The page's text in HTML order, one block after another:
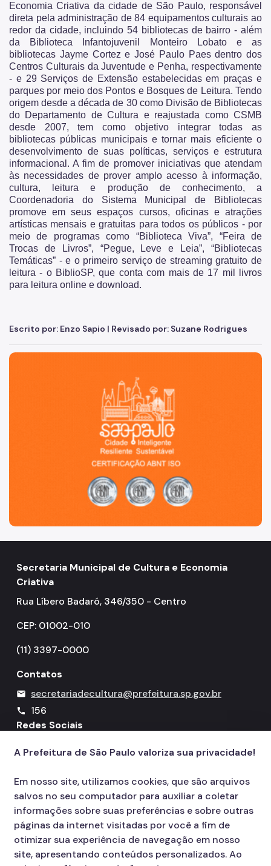
Economia Criativa da cidade de São Paulo, responsável
direta pela administração de 84 equipamentos culturais ao
redor da cidade, incluindo 54 bibliotecas de bairro - além
da Biblioteca Infantojuvenil Monteiro Lobato e as
bibliotecas Jayme Cortez e José Paulo Paes dentro dos
Centros Culturais da Juventude e Penha, respectivamente
- e 29 Serviços de Extensão estabelecidas em praças e
parques por meio dos Pontos e Bosques de Leitura. Tendo
origem desde a década de 30 como Divisão de Bibliotecas
do Departamento de Cultura e reajustada como CSMB
desde 2007, tem como objetivo integrar todas as
bibliotecas públicas municipais e tornar mais eficiente o
desenvolvimento de suas políticas, serviços e estrutura
informacional. A fim de promover iniciativas que atendam
às necessidades de prover amplo acesso à informação,
cultura, leitura e produção de conhecimento, a
Coordenadoria do Sistema Municipal de Bibliotecas
promove em seus espaços cursos, oficinas e atrações
artísticas mensais e gratuitas para todos os públicos - por
meio de programas como “Biblioteca Viva”, “Feira de
Trocas de Livros”, “Pegue, Leve e Leia”, “Bibliotecas
Temáticas” - e o primeiro serviço de streaming gratuito de
leitura - o BiblioSP, que conta com mais de 17 mil livros
para leitura online e download.
Escrito por: Enzo Sapio | Revisado por: Suzane Rodrigues
São Paulo, cidade inteligente, resiliente e sustentável
Secretaria Municipal de Cultura e Economia
Criativa
Rua Líbero Badaró, 346/350 - Centro
CEP: 01002-010
(11) 3397-0000
Contatos
mail secretariadecultura@prefeitura.sp.gov.br
call
156
Redes Sociais
Icone do YouTube
Icone do X
Icone do Instagram
Icone do Facebook
Icone do Flickr
A Prefeitura de São Paulo valoriza sua privacidade!
Em nosso site, utilizamos cookies, que são arquivos
salvos no seu computador para auxiliar a coletar
informações sobre suas preferências e sobre outras
páginas da internet visitadas por você a fim de
otimizar sua experiência de navegação em nosso
site, apresentando conteúdos personalizados. Ao